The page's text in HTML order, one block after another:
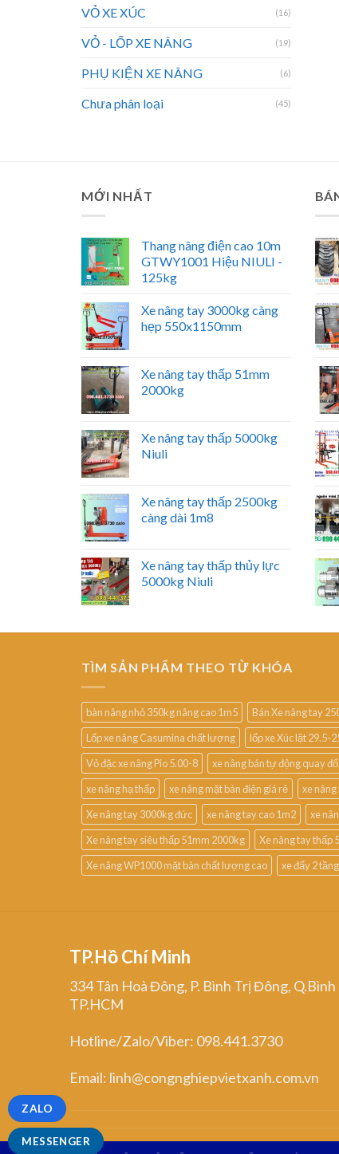
VỎ XE XÚC (16)
VỎ - LỐP XE NÂNG (19)
PHỤ KIỆN XE NÂNG (6)
Chưa phân loại (45)
MỚI NHẤT
Thang nâng điện cao 10m
GTWY1001 Hiệu NIULI -
125kg
Xe nâng tay 3000kg càng
hẹp 550x1150mm
Xe nâng tay thấp 51mm
2000kg
Xe nâng tay thấp 5000kg
Niuli
Xe nâng tay thấp 2500kg
càng dài 1m8
Xe nâng tay thấp thủy lực
5000kg Niuli
TÌM SẢN PHẨM THEO TỪ KHÓA
bàn nâng nhỏ 350kg nâng cao 1m5 Bán Xe nâng tay
Lốp xe nâng Casumina chất lượng
lốp xe Xúc lật 29.5-
Vỏ đặc xe nâng Pio 5.00-8
xe nâng bán tự động quay
xe nâng hạ thấp
xe nâng mặt bàn điện giá rẻ xe nâng
Xe nâng tay 3000kg đức
xe nâng tay cao 1m2 xe
Xe nâng tay siêu thấp 51mm 2000kg
Xe nâng tay thấp
Xe nâng WP1000 mặt bàn chất lượng cao
xe đẩy 2
TP.Hồ Chí Minh
334 Tân Hoà Đông, P. Bình Trị Đông, Q.Bình
TP.HCM
Hotline/Zalo/Viber: 098.441.3730
Email: linh@congnghiepvietxanh.com.vn
MESSENGER
ZALO